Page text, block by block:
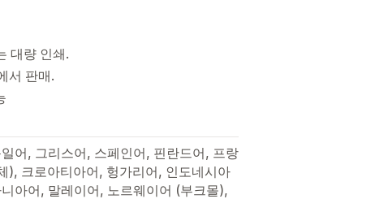
대량 인쇄.
서 판매.
어, 그리스어, 스페인어, 핀란드어, 프랑
), 크로아티아어, 헝가리어, 인도네시아
아어, 말레이어, 노르웨이어 (부크몰),